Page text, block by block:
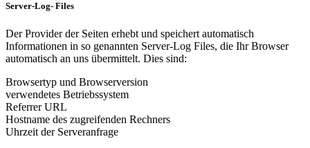
Server-Log- Files
Der Provider der Seiten erhebt und speichert automatisch
Informationen in so genannten Server-Log Files, die Ihr Browser
automatisch an uns übermittelt. Dies sind:
Browsertyp und Browserversion
verwendetes Betriebssystem
Referrer URL
Hostname des zugreifenden Rechners
Uhrzeit der Serveranfrage